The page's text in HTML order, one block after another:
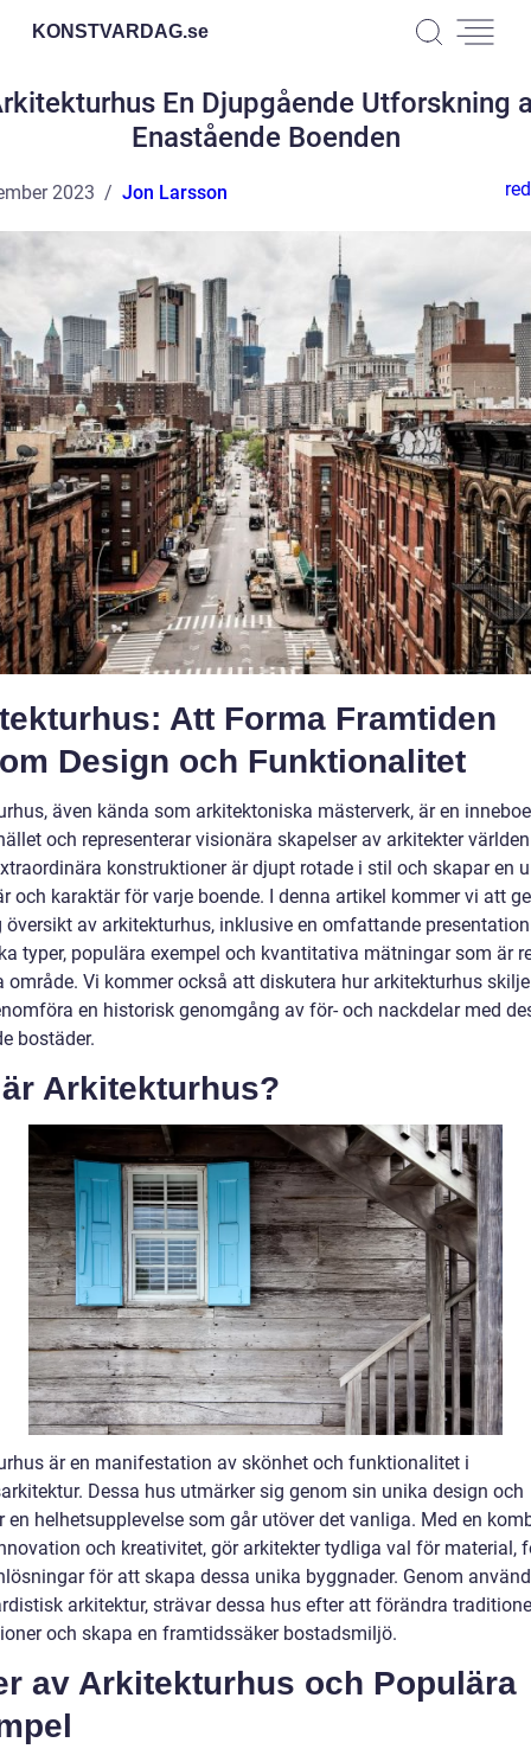
KONSTVARDAG.se
En Djupgående Utforskning
Enastående Boenden
2023 Jon Larsson
Att Forma Framtiden
Design och Funktionalitet
även kända som arkitektoniska mästerverk, är en
och representerar visionära skapelser av arkitekter
konstruktioner är djupt rotade i stil och skapar en
och karaktär för varje boende. I denna artikel kommer vi att
översikt av arkitekturhus, inklusive en omfattande
typer, populära exempel och kvantitativa mätningar som är
område. Vi kommer också att diskutera hur arkitekturhus
en historisk genomgång av för- och nackdelar med
bostäder.
Arkitekturhus?
är en manifestation av skönhet och funktionalitet i
Dessa hus utmärker sig genom sin unika design och
en helhetsupplevelse som går utöver det vanliga. Med en
och kreativitet, gör arkitekter tydliga val för material,
för att skapa dessa unika byggnader. Genom
arkitektur, strävar dessa hus efter att förändra
och skapa en framtidssäker bostadsmiljö.
av Arkitekturhus och Populära